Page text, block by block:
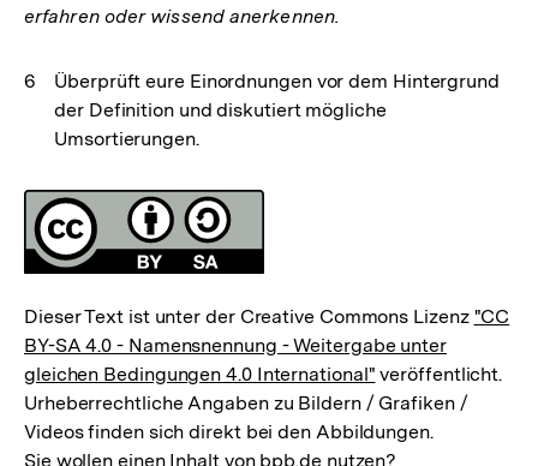
erfahren oder wissend anerkennen.
Überprüft eure Einordnungen vor dem Hintergrund
der Definition und diskutiert mögliche
Umsortierungen.
Fussnoten
Lizenz
Dieser Text ist unter der Creative Commons Lizenz "CC
BY-SA 4.0 - Namensnennung - Weitergabe unter
gleichen Bedingungen 4.0 International" veröffentlicht.
Urheberrechtliche Angaben zu Bildern / Grafiken /
Videos finden sich direkt bei den Abbildungen.
Sie wollen einen Inhalt von bpb.de nutzen?